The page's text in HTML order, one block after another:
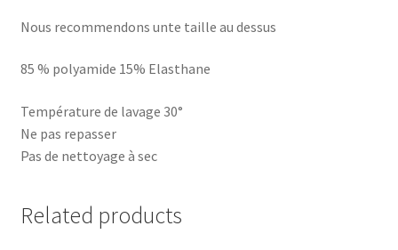
Nous recommendons unte taille au dessus
85 % polyamide 15% Elasthane
Température de lavage 30°
Ne pas repasser
Pas de nettoyage à sec
Related products